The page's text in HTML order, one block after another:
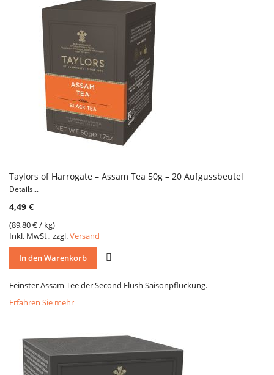
Taylors of Harrogate – Assam Tea 50g – 20 Aufgussbeutel
Details...
4,49 €
(89,80 €/ kg)
Inkl. MwSt., zzgl.Versand
In den Warenkorb
Feinster Assam Tee der Second Flush Saisonpflückung.
Erfahren Sie mehr